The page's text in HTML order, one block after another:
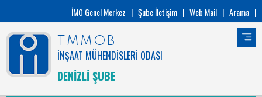
İMO Genel Merkez | Şube İletişim | Web Mail | Arama |
TMMOB
İNŞAAT MÜHENDİSLERİ ODASI
DENİZLİ ŞUBE